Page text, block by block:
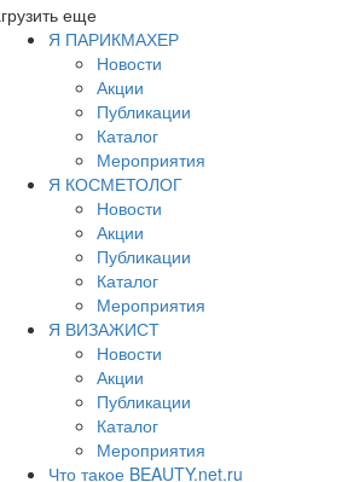
еще
Я ПАРИКМАХЕР
Новости
Акции
Публикации
Каталог
Мероприятия
Я КОСМЕТОЛОГ
Новости
Акции
Публикации
Каталог
Мероприятия
Я ВИЗАЖИСТ
Новости
Акции
Публикации
Каталог
Мероприятия
Что такое BEAUTY.net.ru